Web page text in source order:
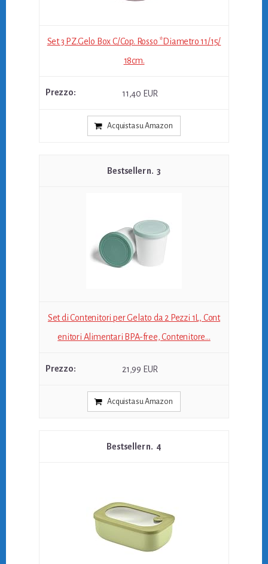
Set 3 PZ.Gelo Box C/Cop. Rosso *Diametro 11/15/
18cm.
11,40 EUR
Acquista su Amazon
3
Set di Contenitori per Gelato da 2 Pezzi 1L, Cont
enitori Alimentari BPA-free, Contenitore...
21,99 EUR
Acquista su Amazon
4